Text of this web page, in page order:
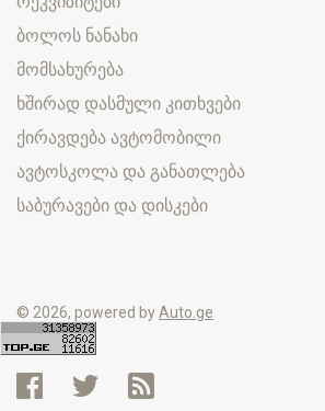
ბოლოს ნანახი
მომსახურება
ხშირად დასმული კითხვები
ქირავდება ავტომობილი
ავტოსკოლა და განათლება
საბურავები და დისკები
© 2026, powered byAuto.ge